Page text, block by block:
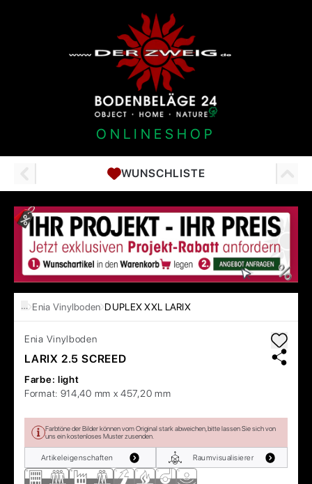
ONLINESHOP
WUNSCHLISTE
… Enia Vinylboden DUPLEX XXL LARIX
Enia Vinylboden
LARIX 2.5 SCREED
Farbe: light
Format: 914,40 mm x 457,20 mm
Farbtöne der Bilder können vom Original stark abweichen, bitte lassen Sie sich von
uns ein kostenloses Muster zusenden.
Artikeleigenschaften Raumvisualisierer